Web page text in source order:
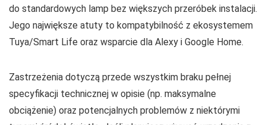
do standardowych lamp bez większych przeróbek instalacji.
Jego największe atuty to kompatybilność z ekosystemem
Tuya/Smart Life oraz wsparcie dla Alexy i Google Home.
Zastrzeżenia dotyczą przede wszystkim braku pełnej
specyfikacji technicznej w opisie (np. maksymalne
obciążenie) oraz potencjalnych problemów z niektórymi